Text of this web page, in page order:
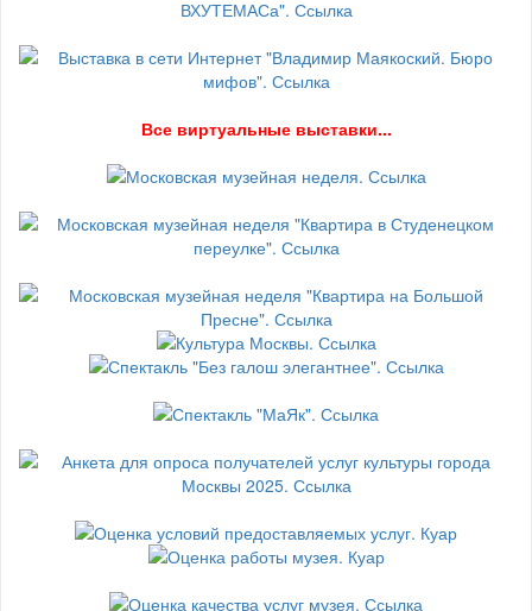
Все виртуальные выставки...